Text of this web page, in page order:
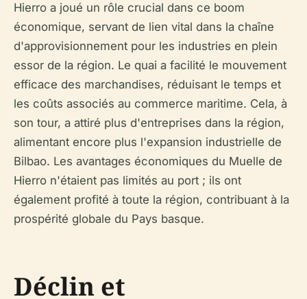
Hierro a joué un rôle crucial dans ce boom
économique, servant de lien vital dans la chaîne
d'approvisionnement pour les industries en plein
essor de la région. Le quai a facilité le mouvement
efficace des marchandises, réduisant le temps et
les coûts associés au commerce maritime. Cela, à
son tour, a attiré plus d'entreprises dans la région,
alimentant encore plus l'expansion industrielle de
Bilbao. Les avantages économiques du Muelle de
Hierro n'étaient pas limités au port ; ils ont
également profité à toute la région, contribuant à la
prospérité globale du Pays basque.
Déclin et